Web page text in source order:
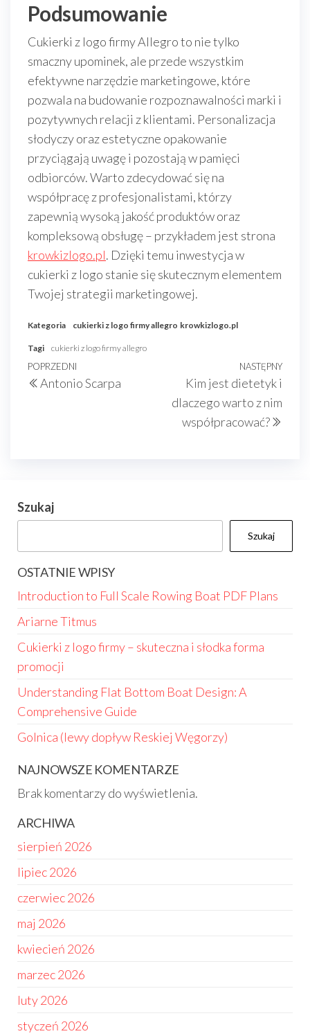
Podsumowanie
Cukierki z logo firmy Allegro to nie tylko
smaczny upominek, ale przede wszystkim
efektywne narzędzie marketingowe, które
pozwala na budowanie rozpoznawalności marki i
pozytywnych relacji z klientami. Personalizacja
słodyczy oraz estetyczne opakowanie
przyciągają uwagę i pozostają w pamięci
odbiorców. Warto zdecydować się na
współpracę z profesjonalistami, którzy
zapewnią wysoką jakość produktów oraz
kompleksową obsługę – przykładem jest strona
krowkizlogo.pl. Dzięki temu inwestycja w
cukierki z logo stanie się skutecznym elementem
Twojej strategii marketingowej.
Kategoria cukierki z logo firmy allegro krowkizlogo.pl
Tagi cukierki z logo firmy allegro
Nawigacja
wpisu
Poprzedni
wpis
POPRZEDNI
Antonio Scarpa
NASTĘPNY
Kim jest dietetyk i
dlaczego warto z nim
współpracować?
Szukaj
Szukaj
OSTATNIE WPISY
Introduction to Full Scale Rowing Boat PDF Plans
Ariarne Titmus
Cukierki z logo firmy – skuteczna i słodka forma
promocji
Understanding Flat Bottom Boat Design: A
Comprehensive Guide
Golnica (lewy dopływ Reskiej Węgorzy)
NAJNOWSZE KOMENTARZE
Brak komentarzy do wyświetlenia.
ARCHIWA
sierpień 2026
lipiec 2026
czerwiec 2026
maj 2026
kwiecień 2026
marzec 2026
luty 2026
styczeń 2026